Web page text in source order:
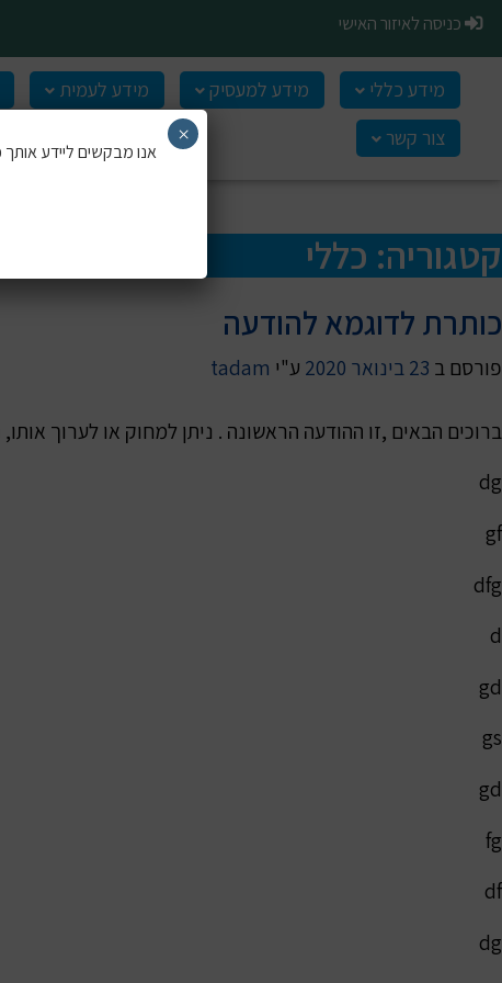
Skip
content
כניסה לאיזור האישי
מידע כללי מידע למעסיק מידע לעמית
צור קשר
קטגוריה: כללי
כותרת לדוגמא להודעה
פורסם ב 23 בינואר 2020 ע"י tadam
ברוכים הבאים ,זו ההודעה הראשונה . ניתן למחוק או לערוך
dg
gf
dfg
d
gd
gs
gd
fg
df
dg
אנו מבקשים ליידע אותך
×